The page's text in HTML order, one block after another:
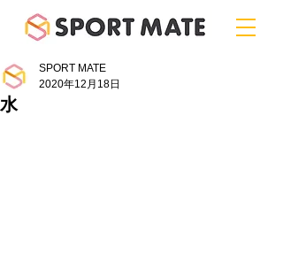
水
SPORT MATE
2020年12月18日